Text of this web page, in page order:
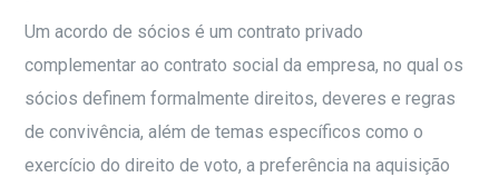
Um acordo de sócios é um contrato privado
complementar ao contrato social da empresa, no qual os
sócios definem formalmente direitos, deveres e regras
de convivência, além de temas específicos como o
exercício do direito de voto, a preferência na aquisição